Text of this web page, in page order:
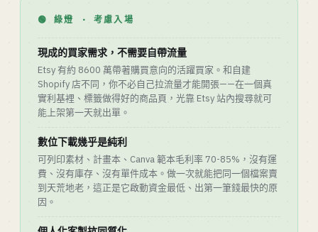
🟢 綠燈 · 考慮入場
現成的買家需求，不需要自帶流量
Etsy 有約 8600 萬帶著購買意向的活躍買家。和自建
Shopify 店不同，你不必自己拉流量才能開張——在一個真
實利基裡、標籤做得好的商品頁，光靠 Etsy 站內搜尋就可
能上架第一天就出單。
數位下載幾乎是純利
可列印素材、計畫本、Canva 範本毛利率 70-85%，沒有運
費、沒有庫存、沒有單件成本。做一次就能把同一個檔案賣
到天荒地老，這正是它啟動資金最低、出第一筆錢最快的原
因。